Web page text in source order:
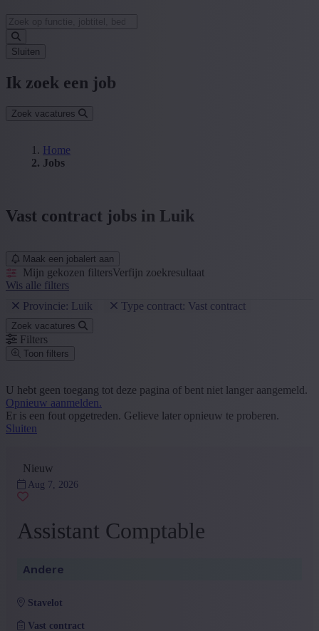
Sluiten
Ik zoek een job
Zoek vacatures
Home
Jobs
Vast contract jobs in Luik
Maak een jobalert aan
Mijn gekozen filtersVerfijn zoekresultaat
Wis alle filters
Provincie: Luik
Type contract: Vast contract
Zoek vacatures
Filters
Toon filters
Segment
Sales en Customer Service
+ Toon meer
Luik(6)
Sector
Industrie(3)
Diensten(1)
U hebt geen toegang tot deze pagina of bent niet langer aangemeld.
Opnieuw aanmelden.
Er is een fout opgetreden. Gelieve later opnieuw te proberen.
Sluiten
Nieuw
Aug 7, 2026
Assistant Comptable
Andere
stavelot
Vast contract